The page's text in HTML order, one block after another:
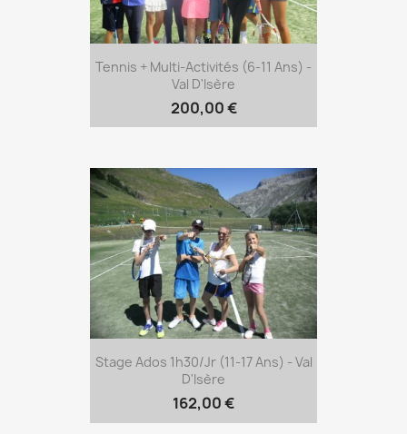
Tennis + Multi-Activités (6-11 Ans) -
Val D'Isère
200,00 €
Stage Ados 1h30/jr (11-17 Ans) - Val
D'Isère
162,00 €